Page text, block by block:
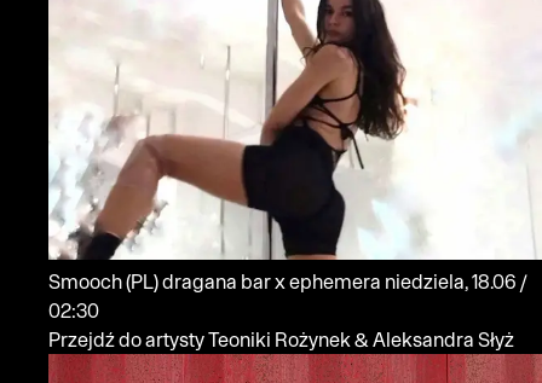
Smooch(PL)dragana bar x ephemera niedziela, 18.06 /
02:30
Przejdź do artysty Teoniki Rożynek & Aleksandra Słyż